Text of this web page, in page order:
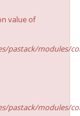
value of
modules/
modules/